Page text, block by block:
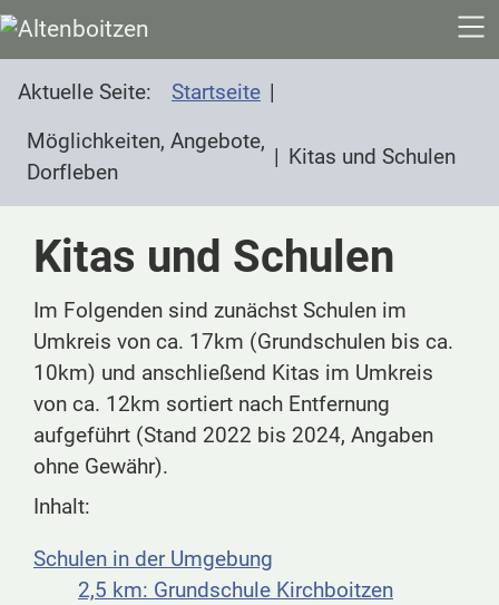
SKIP TO MAIN CONTENT
Aktuelle Seite:
Startseite
Möglichkeiten, Angebote,
Dorfleben
Kitas und Schulen
Kitas und Schulen
Im Folgenden sind zunächst Schulen im
Umkreis von ca. 17km (Grundschulen bis ca.
10km) und anschließend Kitas im Umkreis
von ca. 12km sortiert nach Entfernung
aufgeführt (Stand 2022 bis 2024, Angaben
ohne Gewähr).
Inhalt:
Schulen in der Umgebung
2,5 km: Grundschule Kirchboitzen